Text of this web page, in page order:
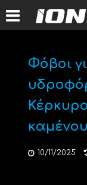
Φόβοι
10/11/2025